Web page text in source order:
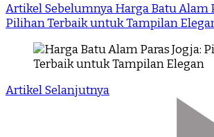
Artikel SebelumnyaHarga Batu Alam
Pilihan Terbaik untuk Tampilan
Artikel Selanjutnya